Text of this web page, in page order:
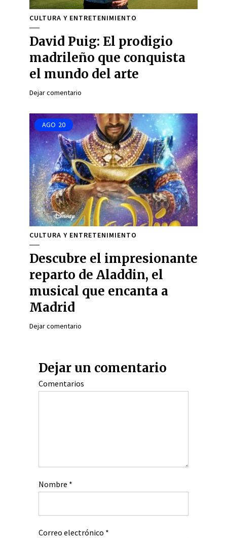
CULTURA Y ENTRETENIMIENTO
David Puig: El prodigio
madrileño que conquista
el mundo del arte
Dejar comentario
AGO 20
CULTURA Y ENTRETENIMIENTO
Descubre el impresionante
reparto de Aladdin, el
musical que encanta a
Madrid
Dejar comentario
Dejar un comentario
Comentarios
Nombre *
Correo electrónico *